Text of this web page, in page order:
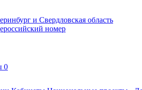
и Свердловская область
номер
0